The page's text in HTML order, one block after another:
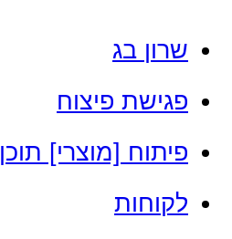
לתוכן
שרון בג
פגישת פיצוח
פיתוח [מוצרי] תוכן
לקוחות